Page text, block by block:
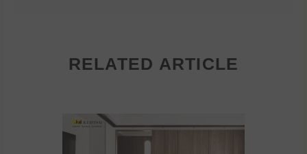
RELATED ARTICLE